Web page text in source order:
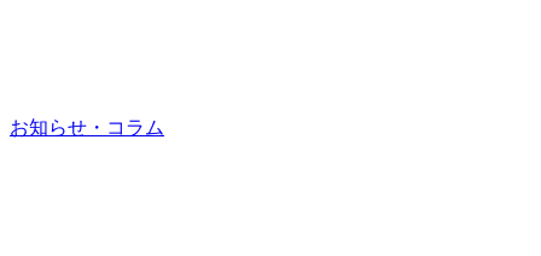
お知らせ・コラム